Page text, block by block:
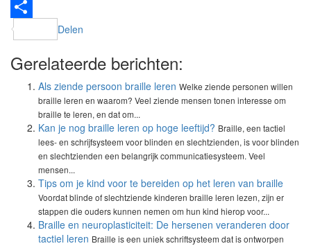
LinkedIn
Delen
Gerelateerde berichten:
Als ziende persoon braille leren Welke ziende personen willen
braille leren en waarom? Veel ziende mensen tonen interesse om
braille te leren, en dat om...
Kan je nog braille leren op hoge leeftijd? Braille, een tactiel
lees- en schrijfsysteem voor blinden en slechtzienden, is voor blinden
en slechtzienden een belangrijk communicatiesysteem. Veel
mensen...
Tips om je kind voor te bereiden op het leren van braille
Voordat blinde of slechtziende kinderen braille leren lezen, zijn er
stappen die ouders kunnen nemen om hun kind hierop voor...
Braille en neuroplasticiteit: De hersenen veranderen door
tactiel leren Braille is een uniek schriftsysteem dat is ontworpen